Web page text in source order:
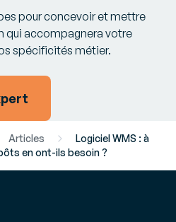
pour concevoir et mettre
qui accompagnera votre
spécificités métier.
Articles
Logiciel WMS : à
en ont-ils besoin ?